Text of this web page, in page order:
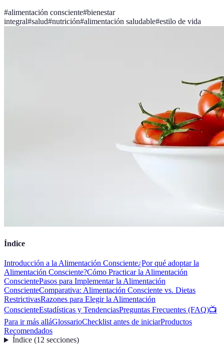
#alimentación consciente#bienestar
integral#salud#nutrición#alimentación saludable#estilo de vida
Índice
Introducción a la Alimentación Consciente¿Por qué adoptar la
Alimentación Consciente?Cómo Practicar la Alimentación
ConscientePasos para Implementar la Alimentación
ConscienteComparativa: Alimentación Consciente vs. Dietas
RestrictivasRazones para Elegir la Alimentación
ConscienteEstadísticas y TendenciasPreguntas Frecuentes (FAQ)📺
Para ir más alláGlossarioChecklist antes de iniciarProductos
Recomendados
Índice(12 secciones)